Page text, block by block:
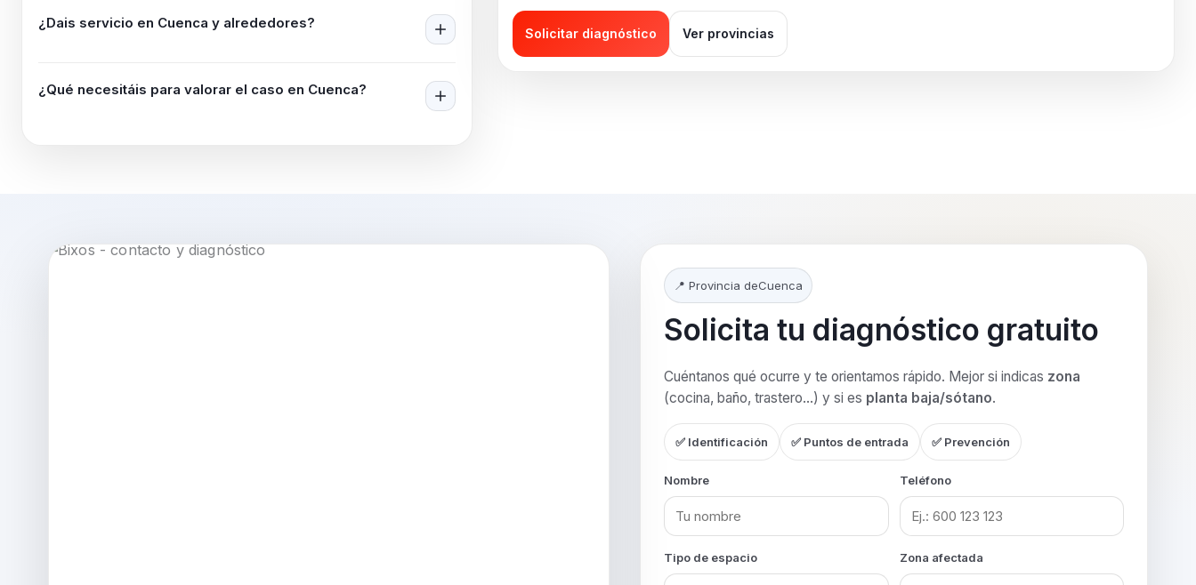
¿Dais servicio en Cuenca y alrededores?
¿Qué necesitáis para valorar el caso en Cuenca?
Solicitar diagnóstico Ver provincias
📍 Provincia deCuenca
Solicita tu diagnóstico gratuito
Cuéntanos qué ocurre y te orientamos rápido. Mejor si indicas zona
(cocina, baño, trastero…) y si es planta baja/sótano.
✅ Identificación ✅ Puntos de entrada ✅ Prevención
Nombre Teléfono
Tipo de espacio Zona afectada